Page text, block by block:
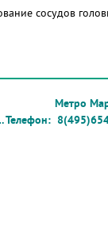
сосудов
Телефон: